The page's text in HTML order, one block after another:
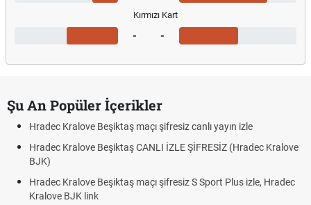
Kırmızı Kart
- -
Şu An Popüler İçerikler
Hradec Kralove Beşiktaş maçı şifresiz canlı yayın izle
Hradec Kralove Beşiktaş CANLI İZLE ŞİFRESİZ (Hradec Kralove
BJK)
Hradec Kralove Beşiktaş maçı şifresiz S Sport Plus izle, Hradec
Kralove BJK link